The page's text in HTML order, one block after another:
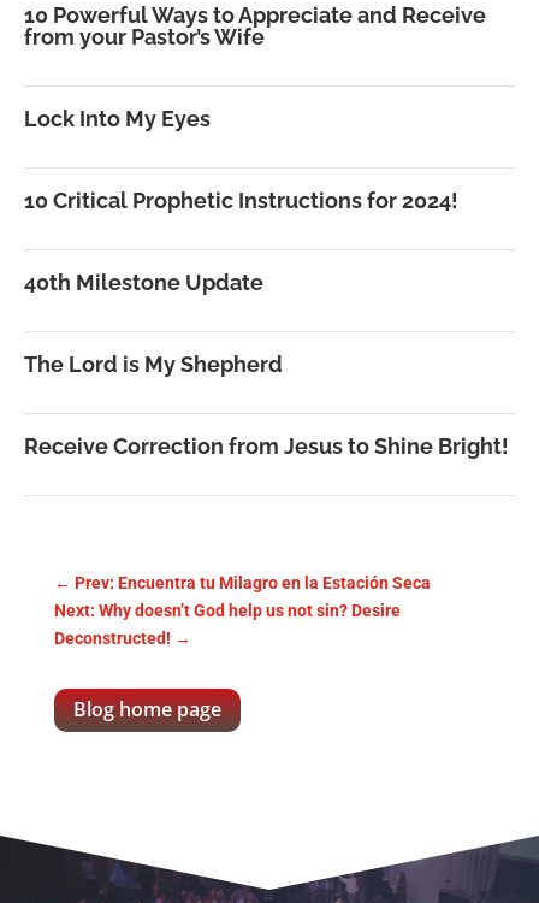
10 Powerful Ways to Appreciate and Receive
from your Pastor’s Wife
Lock Into My Eyes
10 Critical Prophetic Instructions for 2024!
40th Milestone Update
The Lord is My Shepherd
Receive Correction from Jesus to Shine Bright!
← Prev: Encuentra tu Milagro en la Estación Seca
Next: Why doesn’t God help us not sin? Desire
Deconstructed! →
Blog home page